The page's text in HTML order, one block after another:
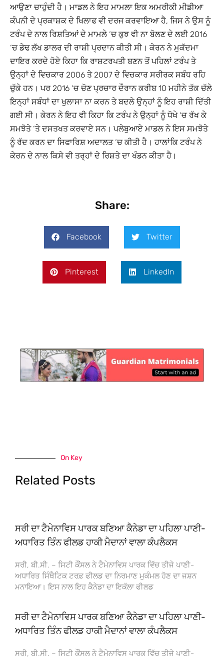
ਆਉਣਾ ਚਾਹੁੰਦੀ ਹੈ। ਮਾਡਲ ਨੇ ਇਹ ਮਾਮਲਾ ਇਕ ਅਮਰੀਕੀ ਮੀਡੀਆ
ਕੰਪਨੀ ਦੇ ਪ੍ਰਕਾਸ਼ਕ ਦੇ ਖਿਲਾਫ ਵੀ ਦਰਜ ਕਰਵਾਇਆ ਹੈ, ਜਿਸ ਨੇ ਉਸ ਨੂੰ
ਟਰੰਪ ਦੇ ਨਾਲ ਰਿਸ਼ਤਿਆਂ ਦੇ ਮਾਮਲੇ ‘ਚ ਕੁਝ ਵੀ ਨਾ ਬੋਲਣ ਦੇ ਲਈ 2016
‘ਚ ਡੇਢ ਲੱਖ ਡਾਲਰ ਦੀ ਰਾਸ਼ੀ ਪ੍ਰਦਾਨ ਕੀਤੀ ਸੀ। ਕੇਰਨ ਨੇ ਮੁਕੱਦਮਾ
ਦਾਇਰ ਕਰਦੇ ਹੋਏ ਕਿਹਾ ਕਿ ਰਾਸ਼ਟਰਪਤੀ ਬਣਨ ਤੋਂ ਪਹਿਲਾਂ ਟਰੰਪ ਤੇ
ਉਨ੍ਹਾਂ ਦੇ ਵਿਚਕਾਰ 2006 ਤੇ 2007 ਦੇ ਵਿਚਕਾਰ ਸਰੀਰਕ ਸਬੰਧ ਰਹਿ
ਚੁੱਕੇ ਹਨ। ਪਰ 2016 ‘ਚ ਚੋਣ ਪ੍ਰਚਾਰ ਦੌਰਾਨ ਕਰੀਬ 10 ਮਹੀਨੇ ਤੱਕ ਚੱਲੇ
ਇਨ੍ਹਾਂ ਸਬੰਧਾਂ ਦਾ ਖੁਲਾਸਾ ਨਾ ਕਰਨ ਤੇ ਬਦਲੇ ਉਨ੍ਹਾਂ ਨੂੰ ਇਹ ਰਾਸ਼ੀ ਦਿੱਤੀ
ਗਈ ਸੀ। ਕੇਰਨ ਨੇ ਇਹ ਵੀ ਕਿਹਾ ਕਿ ਟਰੰਪ ਨੇ ਉਨ੍ਹਾਂ ਨੂੰ ਧੋਖੇ ‘ਚ ਰੱਖ ਕੇ
ਸਮਝੋਤੇ ‘ਤੇ ਦਸਤਖਤ ਕਰਵਾਏ ਸਨ। ਪਲੇਬੁਆਏ ਮਾਡਲ ਨੇ ਇਸ ਸਮਝੋਤੇ
ਨੂੰ ਰੱਦ ਕਰਨ ਦਾ ਸਿਫਾਰਿਸ਼ ਅਦਾਲਤ ‘ਚ ਕੀਤੀ ਹੈ। ਹਾਲਾਂਕਿ ਟਰੰਪ ਨੇ
ਕੇਰਨ ਦੇ ਨਾਲ ਕਿਸੇ ਵੀ ਤਰ੍ਹਾਂ ਦੇ ਰਿਸ਼ਤੇ ਦਾ ਖੰਡਨ ਕੀਤਾ ਹੈ।
Share:
Facebook Twitter
Pinterest LinkedIn
On Key
Related Posts
ਸਰੀ ਦਾ ਟੈਮੇਨਾਵਿਸ ਪਾਰਕ ਬਣਿਆ ਕੈਨੇਡਾ ਦਾ ਪਹਿਲਾ ਪਾਣੀ-
ਅਧਾਰਿਤ ਤਿੰਨ ਫੀਲਡ ਹਾਕੀ ਮੈਦਾਨਾਂ ਵਾਲਾ ਕੰਪਲੈਕਸ
ਸਰੀ, ਬੀ.ਸੀ. – ਸਿਟੀ ਕੌਂਸਲ ਨੇ ਟੈਮੇਨਾਵਿਸ ਪਾਰਕ ਵਿੱਚ ਤੀਜੇ ਪਾਣੀ-
ਅਧਾਰਿਤ ਸਿੰਥੈਟਿਕ ਟਰਫ਼ ਫੀਲਡ ਦਾ ਨਿਰਮਾਣ ਮੁਕੰਮਲ ਹੋਣ ਦਾ ਜਸ਼ਨ
ਮਨਾਇਆ। ਇਸ ਨਾਲ ਇਹ ਕੈਨੇਡਾ ਦਾ ਇਕੱਲਾ ਫੀਲਡ
ਸਰੀ ਦਾ ਟੈਮੇਨਾਵਿਸ ਪਾਰਕ ਬਣਿਆ ਕੈਨੇਡਾ ਦਾ ਪਹਿਲਾ ਪਾਣੀ-
ਅਧਾਰਿਤ ਤਿੰਨ ਫੀਲਡ ਹਾਕੀ ਮੈਦਾਨਾਂ ਵਾਲਾ ਕੰਪਲੈਕਸ
ਸਰੀ, ਬੀ.ਸੀ. – ਸਿਟੀ ਕੌਂਸਲ ਨੇ ਟੈਮੇਨਾਵਿਸ ਪਾਰਕ ਵਿੱਚ ਤੀਜੇ ਪਾਣੀ-